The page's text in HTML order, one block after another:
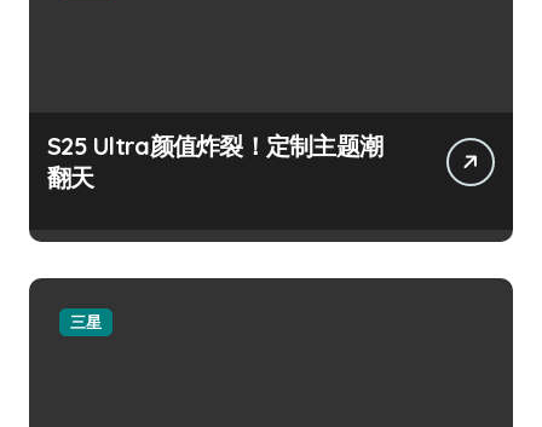
S25 Ultra颜值炸裂！定制主题潮
翻天
三星